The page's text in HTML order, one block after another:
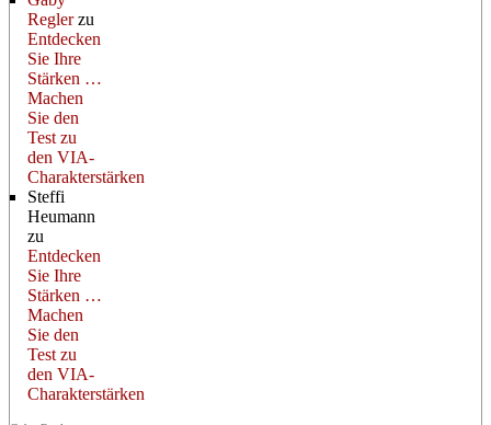
Reglerzu
Entdecken
Sie Ihre
Stärken …
Machen
Sie den
Test zu
den VIA-
Charakterstärken
Steffi
Heumann
zu
Entdecken
Sie Ihre
Stärken …
Machen
Sie den
Test zu
den VIA-
Charakterstärken